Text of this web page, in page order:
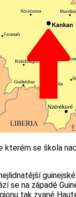
kterém se škola
se na západě
tak zvané